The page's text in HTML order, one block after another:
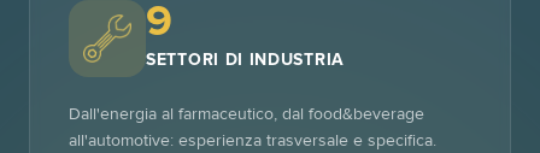
9
SETTORI DI INDUSTRIA
Dall'energia al farmaceutico, dal food&beverage
all'automotive: esperienza trasversale e specifica.